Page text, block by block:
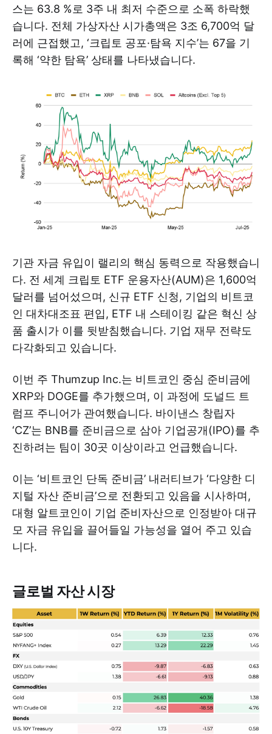
스는 63.8 %로 3주 내 최저 수준으로 소폭 하락했
습니다. 전체 가상자산 시가총액은 3조 6,700억 달
러에 근접했고, ‘크립토 공포·탐욕 지수’는 67을 기
록해 ‘약한 탐욕’ 상태를 나타냈습니다.
기관 자금 유입이 랠리의 핵심 동력으로 작용했습니
다. 전 세계 크립토 ETF 운용자산(AUM)은 1,600억
달러를 넘어섰으며, 신규 ETF 신청, 기업의 비트코
인 대차대조표 편입, ETF 내 스테이킹 같은 혁신 상
품 출시가 이를 뒷받침했습니다. 기업 재무 전략도
다각화되고 있습니다.
이번 주 Thumzup Inc.는 비트코인 중심 준비금에
XRP와 DOGE를 추가했으며, 이 과정에 도널드 트
럼프 주니어가 관여했습니다. 바이낸스 창립자
‘CZ’는 BNB를 준비금으로 삼아 기업공개(IPO)를 추
진하려는 팀이 30곳 이상이라고 언급했습니다.
이는 ‘비트코인 단독 준비금’ 내러티브가 ‘다양한 디
지털 자산 준비금’으로 전환되고 있음을 시사하며,
대형 알트코인이 기업 준비자산으로 인정받아 대규
모 자금 유입을 끌어들일 가능성을 열어 주고 있습
니다.
글로벌 자산 시장